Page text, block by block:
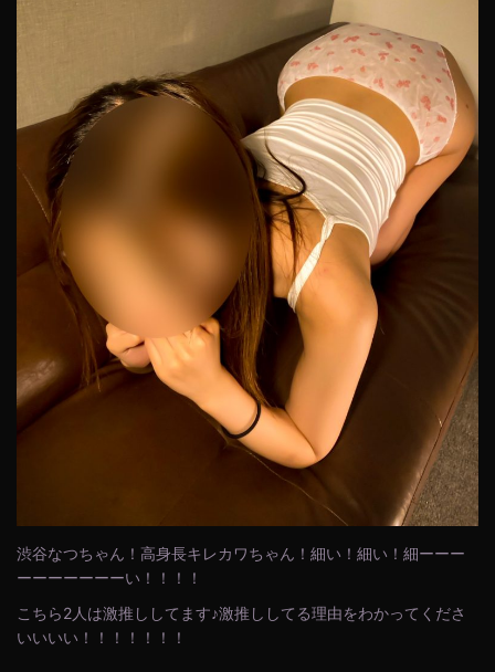
渋谷なつちゃん！高身長キレカワちゃん！細い！細い！細ーーー
ーーーーーーーい！！！！
こちら2人は激推ししてます♪激推ししてる理由をわかってくださ
いいいい！！！！！！！